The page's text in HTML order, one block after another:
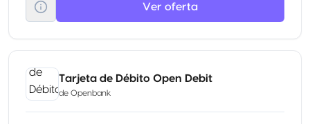
Ver oferta
Tarjeta de Débito Open Debit
de Openbank